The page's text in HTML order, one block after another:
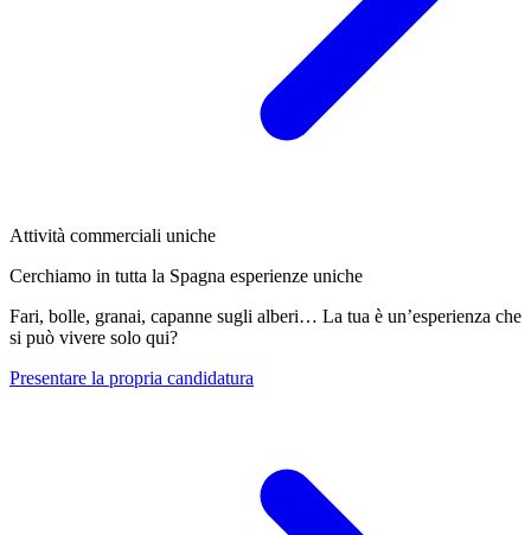
Attività commerciali uniche
Cerchiamo in tutta la Spagna esperienze uniche
Fari, bolle, granai, capanne sugli alberi… La tua è un’esperienza che
si può vivere solo qui?
Presentare la propria candidatura